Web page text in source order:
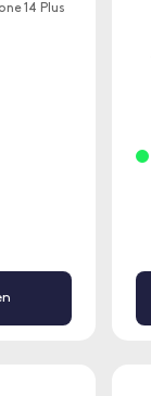
14 Plus